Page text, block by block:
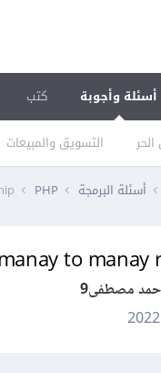
أسئلة وأجوبة
التسويق والمبيعات
كتب
أسئلة البرمجة PHP
to
مصطفى9